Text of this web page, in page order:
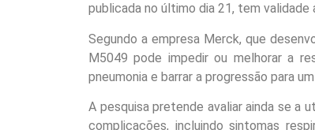
publicada no último dia 21, tem
Segundo a empresa Merck, que
M5049 pode impedir ou melhorar a
pneumonia e barrar a progressão para
A pesquisa pretende avaliar ainda se a
complicações, incluindo sintomas